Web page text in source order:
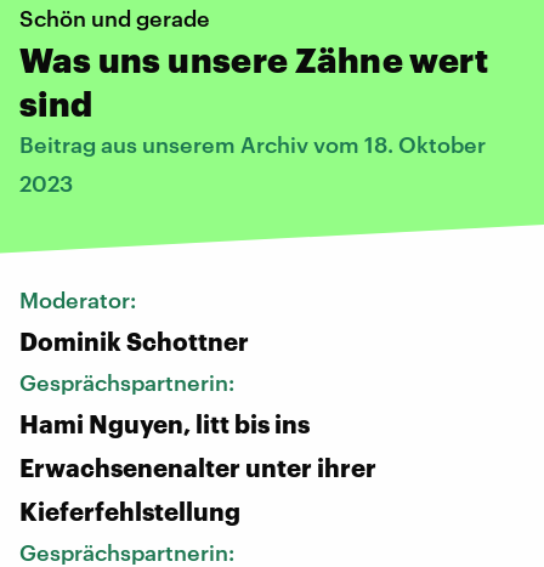
Schön und gerade
Was uns unsere Zähne wert
sind
Beitrag aus unserem Archiv vom 18. Oktober
2023
Moderator:
Dominik Schottner
Gesprächspartnerin:
Hami Nguyen, litt bis ins
Erwachsenenalter unter ihrer
Kieferfehlstellung
Gesprächspartnerin: